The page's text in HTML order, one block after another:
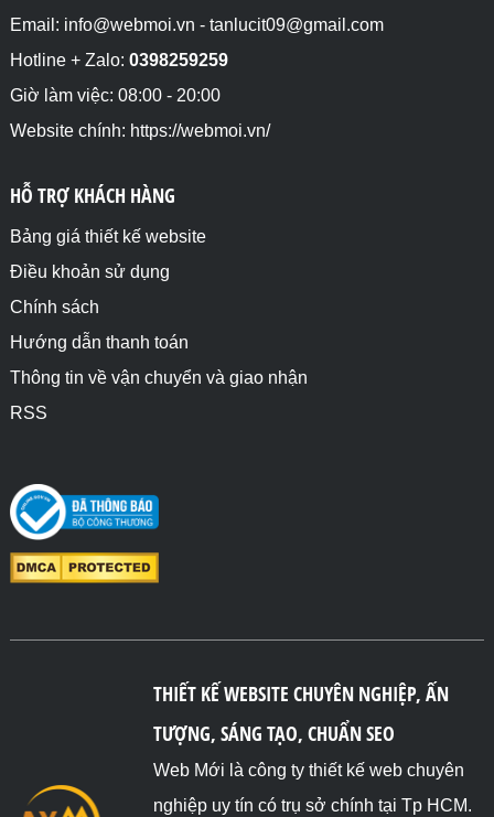
Email: info@webmoi.vn - tanlucit09@gmail.com
Hotline + Zalo: 0398259259
Giờ làm việc: 08:00 - 20:00
Website chính: https://webmoi.vn/
HỖ TRỢ KHÁCH HÀNG
Bảng giá thiết kế website
Điều khoản sử dụng
Chính sách
Hướng dẫn thanh toán
Thông tin về vận chuyển và giao nhận
RSS
THIẾT KẾ WEBSITE CHUYÊN NGHIỆP, ẤN
TƯỢNG, SÁNG TẠO, CHUẨN SEO
Web Mới là công ty thiết kế web chuyên
nghiệp uy tín có trụ sở chính tại Tp HCM.